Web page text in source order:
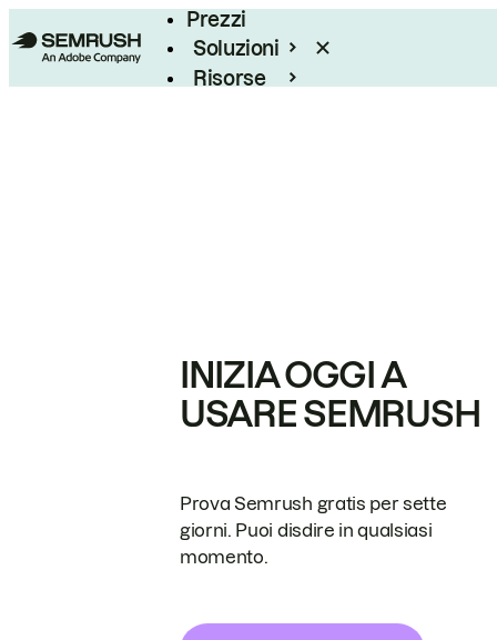
Prezzi
Soluzioni
Risorse
INIZIA OGGI A
USARE SEMRUSH
Prova Semrush gratis per sette
giorni. Puoi disdire in qualsiasi
momento.